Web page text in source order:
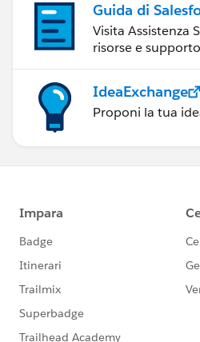
Guida di
Visita Assistenza
risorse e
IdeaExchange
Proponi la tua